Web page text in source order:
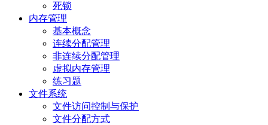
死锁
内存管理
基本概念
连续分配管理
非连续分配管理
虚拟内存管理
练习题
文件系统
文件访问控制与保护
文件分配方式